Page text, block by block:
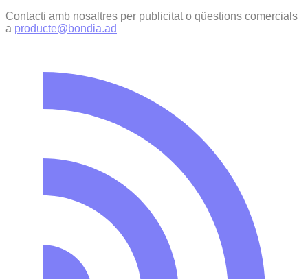
Contacti amb nosaltres per publicitat o qüestions comercials
a producte@bondia.ad